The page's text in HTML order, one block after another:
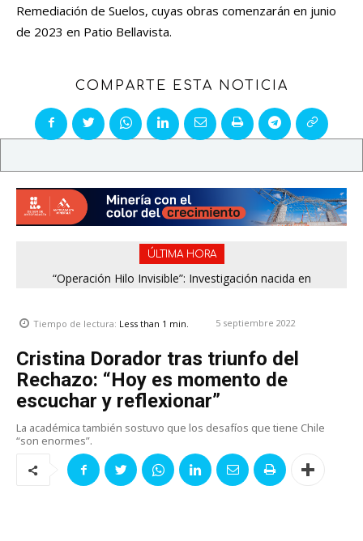
Remediación de Suelos, cuyas obras comenzarán en junio
de 2023 en Patio Bellavista.
COMPARTE ESTA NOTICIA